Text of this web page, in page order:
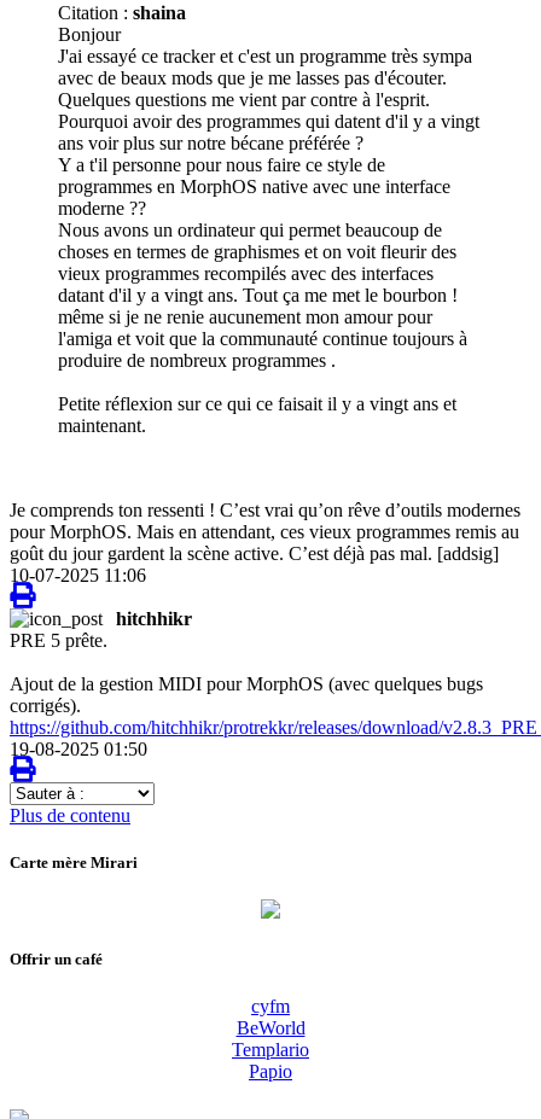
Citation : shaina
Bonjour
J'ai essayé ce tracker et c'est un programme très sympa
avec de beaux mods que je me lasses pas d'écouter.
Quelques questions me vient par contre à l'esprit.
Pourquoi avoir des programmes qui datent d'il y a vingt
ans voir plus sur notre bécane préférée ?
Y a t'il personne pour nous faire ce style de
programmes en MorphOS native avec une interface
moderne ??
Nous avons un ordinateur qui permet beaucoup de
choses en termes de graphismes et on voit fleurir des
vieux programmes recompilés avec des interfaces
datant d'il y a vingt ans. Tout ça me met le bourbon !
même si je ne renie aucunement mon amour pour
l'amiga et voit que la communauté continue toujours à
produire de nombreux programmes .
Petite réflexion sur ce qui ce faisait il y a vingt ans et
maintenant.
Je comprends ton ressenti ! C’est vrai qu’on rêve d’outils modernes
pour MorphOS. Mais en attendant, ces vieux programmes remis au
goût du jour gardent la scène active. C’est déjà pas mal. [addsig]
10-07-2025 11:06
hitchhikr
PRE 5 prête.
Ajout de la gestion MIDI pour MorphOS (avec quelques bugs
corrigés).
https://github.com/hitchhikr/protrekkr/releases/download/
19-08-2025 01:50
Sauter
à
Plus de contenu
Carte mère Mirari
Offrir un café
cyfm
BeWorld
Templario
Papio